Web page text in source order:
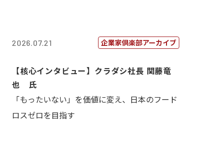
2026.07.21 企業家倶楽部アーカイブ
【核心インタビュー】クラダシ社長 関藤竜
也 氏
「もったいない」を価値に変え、日本のフード
ロスゼロを目指す